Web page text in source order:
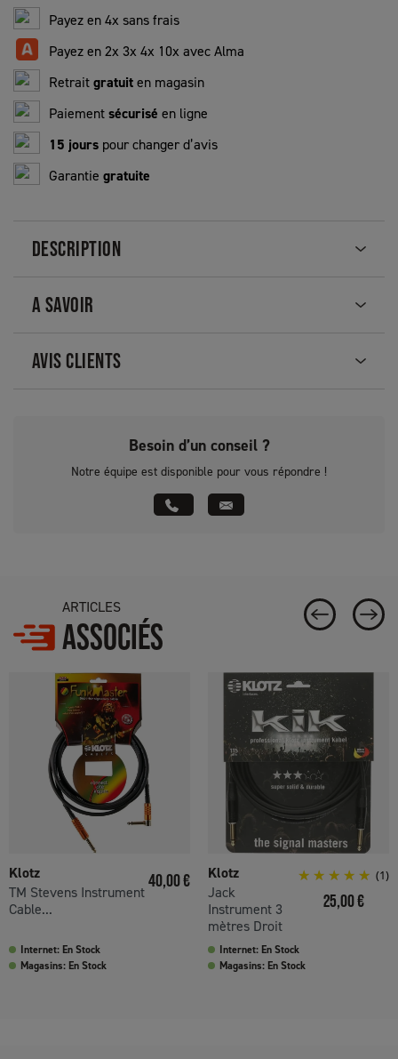
Payez en 4x sans frais
Payez en 2x 3x 4x 10x avec Alma
Retraitgratuiten magasin
Paiementsécurisé en ligne
15 jours pour changer d’avis
Garantie gratuite
DESCRIPTION
A SAVOIR
AVIS CLIENTS
Besoin d’un conseil ?
Notre équipe est disponible pour vous répondre !
ARTICLES
ASSOCIÉS
Klotz
TM Stevens Instrument
Cable...
Prix
40,00 €
Internet: En Stock
Magasins: En Stock
Klotz
Jack
Instrument 3
mètres Droit
(1)
Prix
25,00 €
Internet: En Stock
Magasins: En Stock